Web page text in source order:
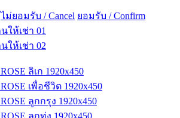
ไม่ยอมรับ / Cancel ยอมรับ / Confirm